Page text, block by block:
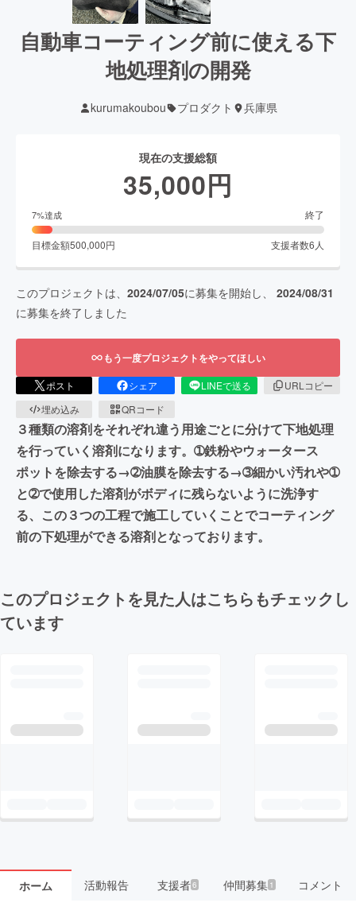
自動車コーティング前に使える下
地処理剤の開発
kurumakoubou プロダクト 兵庫県
現在の支援総額
35,000円
7%達成 終了
目標金額500,000円 支援者数6 人
このプロジェクトは、 2024/07/05に募集を開始し、 2024/08/31
に募集を終了しました
もう一度プロジェクトをやってほしい
ポスト シェア LINEで送る
URLコピー
埋め込み
QRコード
３種類の溶剤をそれぞれ違う用途ごとに分けて下地処理
を行っていく溶剤になります。➀鉄粉やウォータース
ポットを除去する→➁油膜を除去する→➂細かい汚れや➀
と➁で使用した溶剤がボディに残らないように洗浄す
る、この３つの工程で施工していくことでコーティング
前の下処理ができる溶剤となっております。
このプロジェクトを見た人はこちらもチェックし
ています
ホーム 活動報告 支援者6 仲間募集 1 コメント